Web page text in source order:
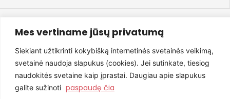
Mes vertiname jūsų privatumą
Siekiant užtikrinti kokybišką internetinės svetainės veikimą,
svetainė naudoja slapukus (cookies). Jei sutinkate, tiesiog
naudokitės svetaine kaip įprastai. Daugiau apie slapukus
galite sužinoti paspaudę čia
©ELARA BY UGNĖ ZAVISTAUSKAITĖ 2025
Svetainę sukūrė NexDev